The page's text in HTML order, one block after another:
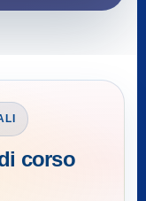
corso